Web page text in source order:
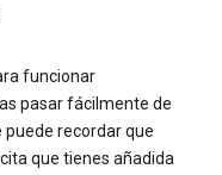
funcionar
pasar fácilmente de
puede recordar que
que tienes añadida